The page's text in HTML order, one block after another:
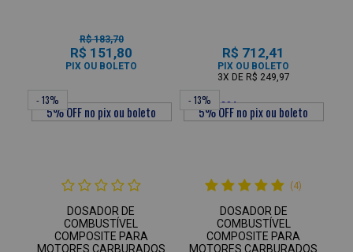
R$ 183,70
R$ 151,80
PIX OU BOLETO
R$ 712,41
PIX OU BOLETO
3X DE R$ 249,97
- 13%
DOSADOR DE
COMBUSTÍVEL
COMPOSITE PARA
MOTORES CARBURADOS
- 13%
(4)
DOSADOR DE
COMBUSTÍVEL
COMPOSITE PARA
MOTORES CARBURADOS